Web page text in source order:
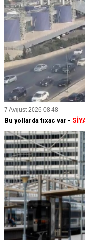
7 Avqust 2026 08:48
Bu yollarda tıxac var -